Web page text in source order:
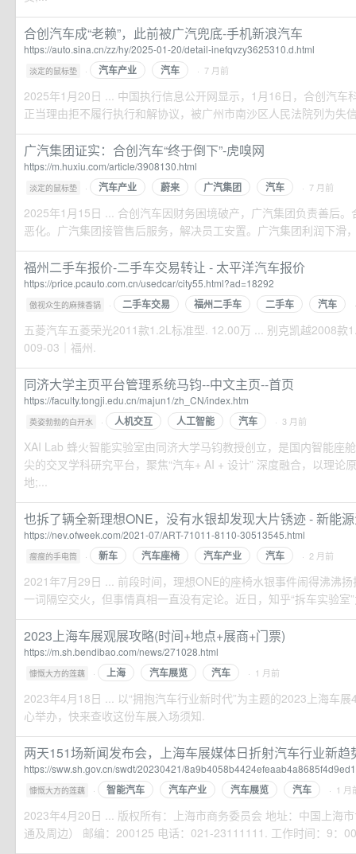
合创汽车成“老赖”，此前被广汽兜底-手机新浪汽车
https://auto.sina.cn/zz/hy/2025-01-20/detail-inefqvzy3625310.d.html
淡定的鼠标垫 · 汽车产业 汽车 · 7 月前
2025年1月20日 ... 中国执行信息公开网显示，1月16日，合创汽车
正当理由拒不履行执行和解协议，被广州市南沙区人民法院列为失
广汽集团证实：合创汽车“终于倒下”-虎嗅网
https://m.huxiu.com/article/3908130.html
淡定的鼠标垫 · 汽车产业 蔚来 广汽集团 汽车 · 7 月前
2025年1月15日 ... 合创汽车因财务困境破产，广汽集团负责善后
恶化。广汽集团接管售后服务，解决员工安置。广汽集团利润下滑
福州二手车报价-二手车交易转让 - 太平洋汽车报价
https://price.pcauto.com.cn/usedcar/city55.html?ad=18292
傲视众生的麻辣香锅 · 二手车交易 福州二手车 二手车 汽车
五菱汽车五菱荣光2011款1.2L标准型. 12.00万 ... 别克凯越2008款
009-03｜福州.
同济大学主页平台管理系统马钧--中文主页--首页
https://faculty.tongji.edu.cn/majun1/zh_CN/index.htm
英姿勃勃的白开水 · 人机交互 人工智能 汽车 · 3 月前
XAI Lab 蜂火智能实验室由同济大学马钧教授创立，是国内智能座
尖的交叉学科研究平台，聚焦“汽车+ AI + 设计” 深度融合，以理论
地;...
也拆了辆全新理想ONE，没有水银却发现大片锈迹 - 新能
https://nev.ofweek.com/2021-07/ART-71011-8110-30513545.html
瘦瘦的手电筒 · 新车 汽车座椅 汽车产业 汽车 · 2 月前
2021年7月29日 ... 前段时间，理想ONE的座椅水银事件闹得沸沸
一词隔空交火，但事情真相一直没有定论。近日，知乎“拆车实验室
2023上海车展观展攻略(时间+地点+展商+门票)
https://m.sh.bendibao.com/news/271028.html
慷慨大方的莲藕 · 上海 汽车展览 汽车 · 1 月前
2023年4月18日 ... 以“拥抱汽车行业新时代”为主题的2023上海车
心举办，快来查收这份车展入场须知.
两天151场新闻发布会，上海车展媒体日折射汽车行业新趋
https://sww.sh.gov.cn/swdt/20230421/
慷慨大方的莲藕 · 智能汽车 汽车产业 汽车展览 汽车 · 1 月
2023年4月20日 ... 版权所有：上海市商务委员会 地址：中国上海
通及周边） 邮编：200125 电话：021-23111111. 工作时间：9：